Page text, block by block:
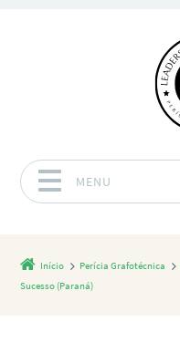
MENU
Início Perícia Grafotécnica
Sucesso (Paraná)